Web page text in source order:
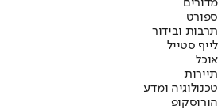
מדורים
ספורט
תרבות ובידור
לייף סטייל
אוכל
תיירות
טכנולוגיה ומדע
הורוסקופ